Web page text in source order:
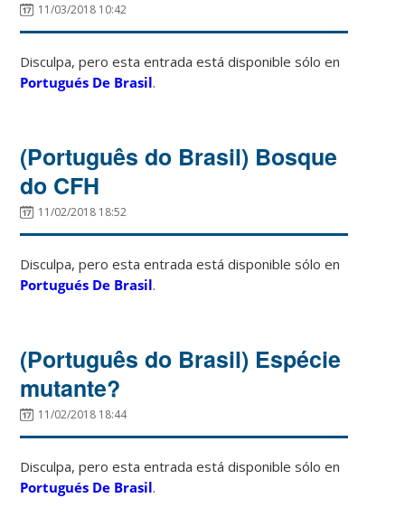
11/03/2018 10:42
Disculpa, pero esta entrada está disponible sólo en
Portugués De Brasil.
(Português do Brasil) Bosque
do CFH
11/02/2018 18:52
Disculpa, pero esta entrada está disponible sólo en
Portugués De Brasil.
(Português do Brasil) Espécie
mutante?
11/02/2018 18:44
Disculpa, pero esta entrada está disponible sólo en
Portugués De Brasil.